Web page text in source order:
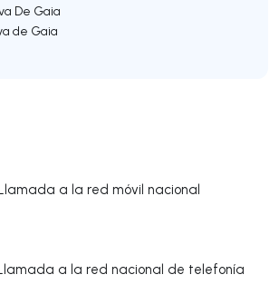
a la red móvil nacional
a la red nacional de telefonía
De Gaia
de Gaia